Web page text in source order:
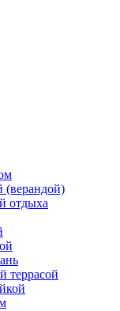
(верандой)
отдыха
террасой